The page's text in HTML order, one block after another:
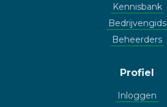
Kennisbank
Bedrijvengids
Beheerders
Profiel
Inloggen